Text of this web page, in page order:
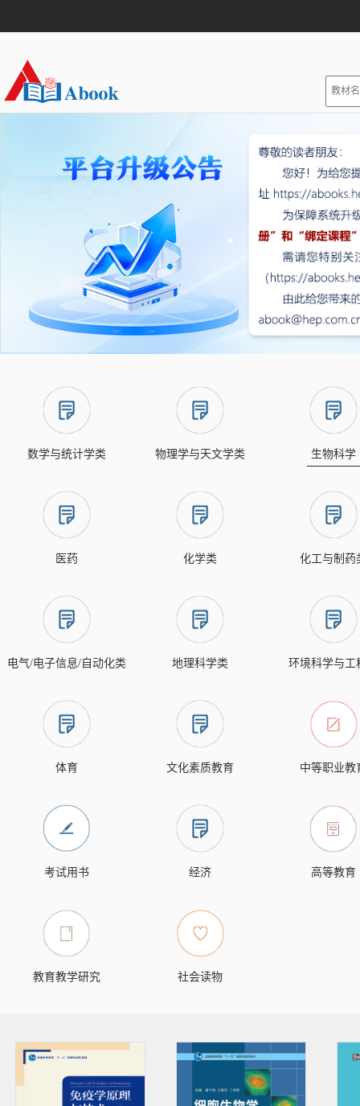
数学与统计学类 物理学与天文学类 生物科学
医药 化学类 化工与制药
电气/电子信息/自动化类 地理科学类 环境科学与工
体育 文化素质教育 中等职业教
考试用书 经济 高等教育
教育教学研究 社会读物